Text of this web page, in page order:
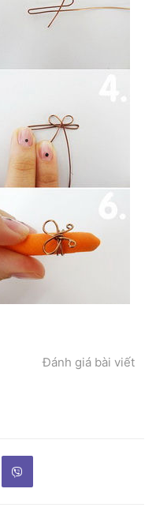
Đánh giá bài viết